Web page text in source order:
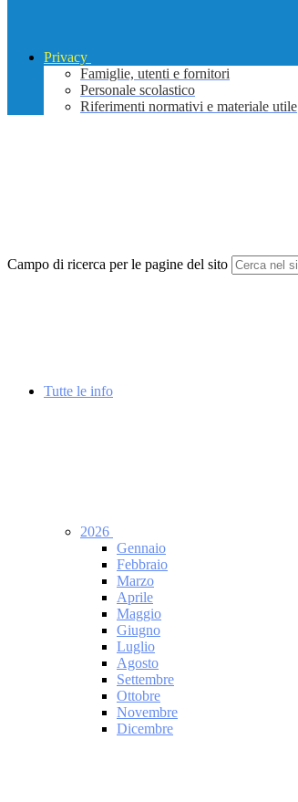
Privacy
Famiglie, utenti e fornitori
Personale scolastico
Riferimenti normativi e materiale utile
Campo di ricerca per le pagine del sito
Tutte le info
2026
Gennaio
Febbraio
Marzo
Aprile
Maggio
Giugno
Luglio
Agosto
Settembre
Ottobre
Novembre
Dicembre